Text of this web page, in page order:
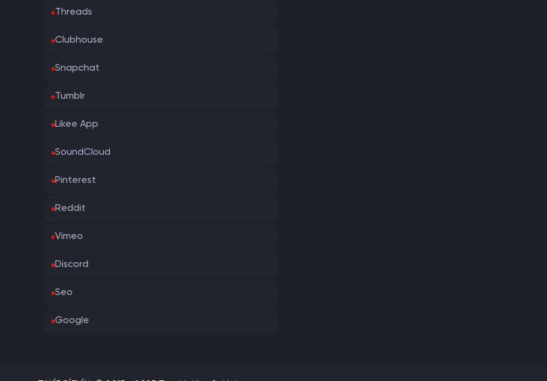
Threads
Clubhouse
Snapchat
Tumblr
Likee App
SoundCloud
Pinterest
Reddit
Vimeo
Discord
Seo
Google